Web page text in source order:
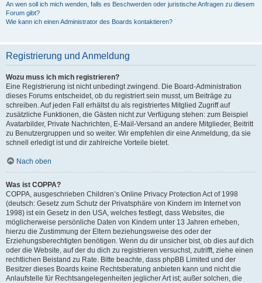
An wen soll ich mich wenden, falls es Beschwerden oder juristische Anfragen zu diesem
Forum gibt?
Wie kann ich einen Administrator des Boards kontaktieren?
Registrierung und Anmeldung
Wozu muss ich mich registrieren?
Eine Registrierung ist nicht unbedingt zwingend. Die Board-Administration
dieses Forums entscheidet, ob du registriert sein musst, um Beiträge zu
schreiben. Auf jeden Fall erhältst du als registriertes Mitglied Zugriff auf
zusätzliche Funktionen, die Gästen nicht zur Verfügung stehen: zum Beispiel
Avatarbilder, Private Nachrichten, E-Mail-Versand an andere Mitglieder, Beitritt
zu Benutzergruppen und so weiter. Wir empfehlen dir eine Anmeldung, da sie
schnell erledigt ist und dir zahlreiche Vorteile bietet.
Nach oben
Was ist COPPA?
COPPA, ausgeschrieben Children’s Online Privacy Protection Act of 1998
(deutsch: Gesetz zum Schutz der Privatsphäre von Kindern im Internet von
1998) ist ein Gesetz in den USA, welches festlegt, dass Websites, die
möglicherweise persönliche Daten von Kindern unter 13 Jahren erheben,
hierzu die Zustimmung der Eltern beziehungsweise des oder der
Erziehungsberechtigten benötigen. Wenn du dir unsicher bist, ob dies auf dich
oder die Website, auf der du dich zu registrieren versuchst, zutrifft, ziehe einen
rechtlichen Beistand zu Rate. Bitte beachte, dass phpBB Limited und der
Besitzer dieses Boards keine Rechtsberatung anbieten kann und nicht die
Anlaufstelle für Rechtsangelegenheiten jeglicher Art ist; außer solchen, die